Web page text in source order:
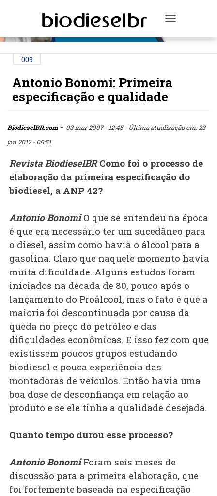
Toggle
009
Antonio Bonomi: Primeira
especificação e qualidade
BiodieselBR.com- 03 mar 2007 - 12:45- Última atualização em: 23
jan 2012 - 09:51
Revista BiodieselBRComo foi o processo de
elaboração da primeira especificação do
biodiesel, a ANP 42?
Antonio BonomiO que se entendeu na época
é que era necessário ter um sucedâneo para
o diesel, assim como havia o álcool para a
gasolina. Claro que naquele momento havia
muita dificuldade. Alguns estudos foram
iniciados na década de 80, pouco após o
lançamento do Proálcool, mas o fato é que a
maioria foi descontinuada por causa da
queda no preço do petróleo e das
dificuldades econômicas. E isso fez com que
existissem poucos grupos estudando
biodiesel e pouca experiência das
montadoras de veículos. Então havia uma
boa dose de desconfiança em relação ao
produto e se ele tinha a qualidade desejada.
Quanto tempo durou esse processo?
Antonio BonomiForam seis meses de
discussão para a primeira elaboração, que
foi fortemente baseada na especificação